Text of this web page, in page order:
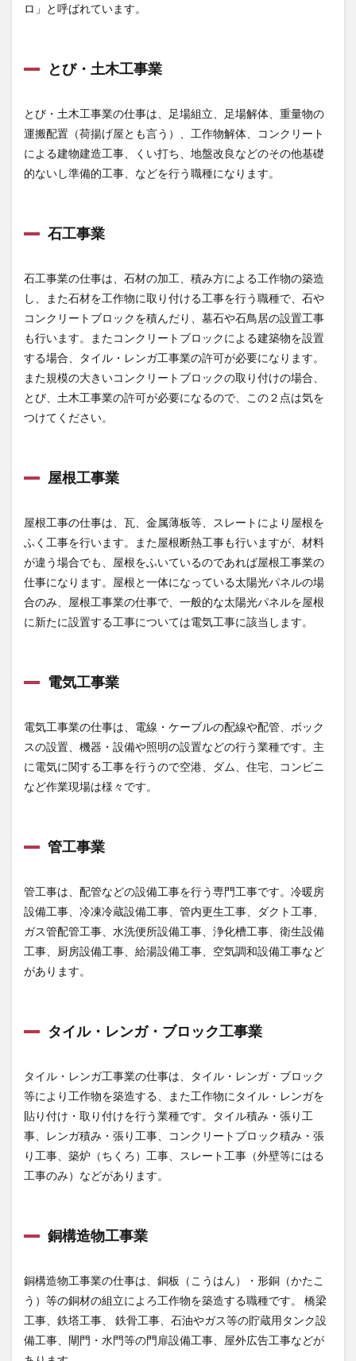
1.6
1.7
事業
1.8
タイ
レン
工事
1.9
銅構
造物
工事
業
1.10
鉄筋工
事業
1.11
1.12
しゅん
事業
1.13
ガラス
工事業
1.14
事業
事業
内装仕
事業
機械器
1.18
電気通
信工事
業
1.20
1.21
1.22
建具工
事業
1.23
水道施
設工事
設工事
業
清掃施
設工事
2
ロ」と呼ばれています。
とび・土木工事業
とび・土木工事業の仕事は、足場組立、足場解体、重量物の
運搬配置（荷揚げ屋とも言う）、工作物解体、コンクリート
による建物建造工事、くい打ち、地盤改良などのその他基礎
的ないし準備的工事、などを行う職種になります。
石工事業
石工事業の仕事は、石材の加工、積み方による工作物の築造
し、また石材を工作物に取り付ける工事を行う職種で、石や
コンクリートブロックを積んだり、墓石や石鳥居の設置工事
も行います。またコンクリートブロックによる建築物を設置
する場合、タイル・レンガ工事業の許可が必要になります。
また規模の大きいコンクリートブロックの取り付けの場合、
とび、土木工事業の許可が必要になるので、この２点は気を
つけてください。
屋根工事業
屋根工事の仕事は、瓦、金属薄板等、スレートにより屋根を
ふく工事を行います。また屋根断熱工事も行いますが、材料
が違う場合でも、屋根をふいているのであれば屋根工事業の
仕事になります。屋根と一体になっている太陽光パネルの場
合のみ、屋根工事業の仕事で、一般的な太陽光パネルを屋根
に新たに設置する工事については電気工事に該当します。
電気工事業
電気工事業の仕事は、電線・ケーブルの配線や配管、ボック
スの設置、機器・設備や照明の設置などの行う業種です。主
に電気に関する工事を行うので空港、ダム、住宅、コンビニ
など作業現場は様々です。
管工事業
管工事は、配管などの設備工事を行う専門工事です。冷暖房
設備工事、冷凍冷蔵設備工事、管内更生工事、ダクト工事、
ガス管配管工事、水洗便所設備工事、浄化槽工事、衛生設備
工事、厨房設備工事、給湯設備工事、空気調和設備工事など
があります。
タイル・レンガ・ブロック工事業
タイル・レンガ工事業の仕事は、タイル・レンガ・ブロック
等により工作物を築造する、また工作物にタイル・レンガを
貼り付け・取り付けを行う業種です。タイル積み・張り工
事、レンガ積み・張り工事、コンクリートブロック積み・張
り工事、築炉（ちくろ）工事、スレート工事（外壁等にはる
工事のみ）などがあります。
銅構造物工事業
銅構造物工事業の仕事は、銅板（こうはん）・形銅（かたこ
う）等の銅材の組立によろ工作物を築造する職種です。 橋梁
工事、鉄塔工事、 鉄骨工事、石油やガス等の貯蔵用タンク設
備工事、閘門・水門等の門扉設備工事、屋外広告工事などが